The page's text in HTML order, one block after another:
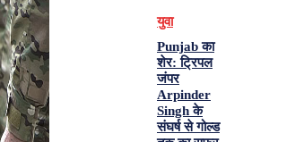
युवा
Punjab का
शेर: ट्रिपल
जंपर
Arpinder
Singh के
संघर्ष से गोल्ड